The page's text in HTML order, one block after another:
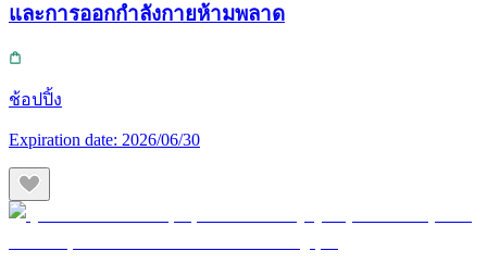
และการออกกำลังกายห้ามพลาด
ช้อปปิ้ง
Expiration date: 2026/06/30